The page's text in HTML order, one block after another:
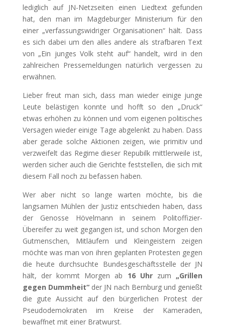
lediglich auf JN-Netzseiten einen Liedtext gefunden
hat, den man im Magdeburger Ministerium für den
einer „verfassungswidriger Organisationen“ hält. Dass
es sich dabei um den alles andere als strafbaren Text
von „Ein junges Volk steht auf“ handelt, wird in den
zahlreichen Pressemeldungen natürlich vergessen zu
erwähnen.
Lieber freut man sich, dass man wieder einige junge
Leute belästigen konnte und hofft so den „Druck“
etwas erhöhen zu können und vom eigenen politisches
Versagen wieder einige Tage abgelenkt zu haben. Dass
aber gerade solche Aktionen zeigen, wie primitiv und
verzweifelt das Regime dieser Repubilk mittlerweile ist,
werden sicher auch die Gerichte feststellen, die sich mit
diesem Fall noch zu befassen haben.
Wer aber nicht so lange warten möchte, bis die
langsamen Mühlen der Justiz entschieden haben, dass
der Genosse Hövelmann in seinem Politoffizier-
Übereifer zu weit gegangen ist, und schon Morgen den
Gutmenschen, Mitläufern und Kleingeistern zeigen
möchte was man von ihren geplanten Protesten gegen
die heute durchsuchte Bundesgeschäftsstelle der JN
hält, der kommt Morgen ab 16 Uhrzum „Grillen
gegen Dummheit“ der JN nach Bernburg und genießt
die gute Aussicht auf den bürgerlichen Protest der
Pseudodemokraten im Kreise der Kameraden,
bewaffnet mit einer Bratwurst.